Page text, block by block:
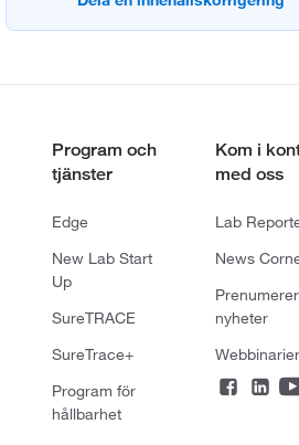
Program och
tjänster
Edge
New Lab Start
Up
SureTRACE
SureTrace+
Program för
hållbarhet
Kom i
med oss
Lab
News
nyheter
Webbinarier